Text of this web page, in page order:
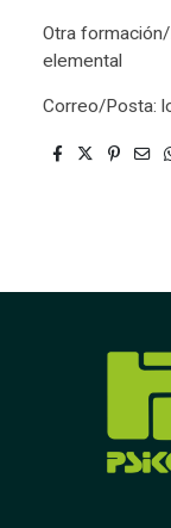
Otra
elemental
Correo/Posta: